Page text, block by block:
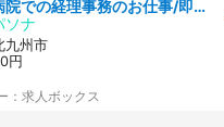
8月開始/病院での経理事務のお仕事/即日勤務可/車通勤可/経理/一般事務
ソナ
九州市
円
：求人ボックス